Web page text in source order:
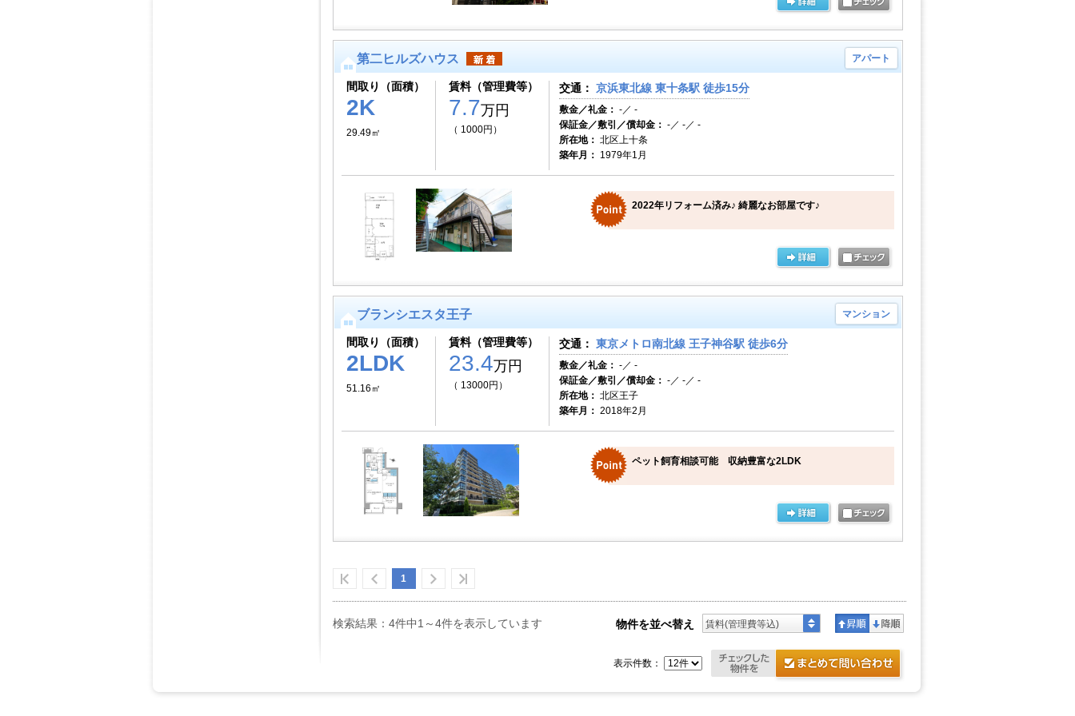
第二ヒルズハウス アパート
間取り（面積）
2K
29.49㎡
賃料（管理費等）
7.7万円
（ 1000円）
交通： 京浜東北線 東十条駅 徒歩15分
敷金／礼金： -／ -
保証金／敷引／償却金： -／ -／ -
所在地： 北区上十条
築年月： 1979年1月
2022年リフォーム済み♪ 綺麗なお部屋です♪
ブランシエスタ王子 マンション
間取り（面積）
2LDK
51.16㎡
賃料（管理費等）
23.4万円
（ 13000円）
交通： 東京メトロ南北線 王子神谷駅 徒歩6分
敷金／礼金： -／ -
保証金／敷引／償却金： -／ -／ -
所在地： 北区王子
築年月： 2018年2月
ペット飼育相談可能 収納豊富な2LDK
物件を並べ替え 賃料(管理費等込)
1
表示件数：
検索結果：4件中1～4件を表示しています